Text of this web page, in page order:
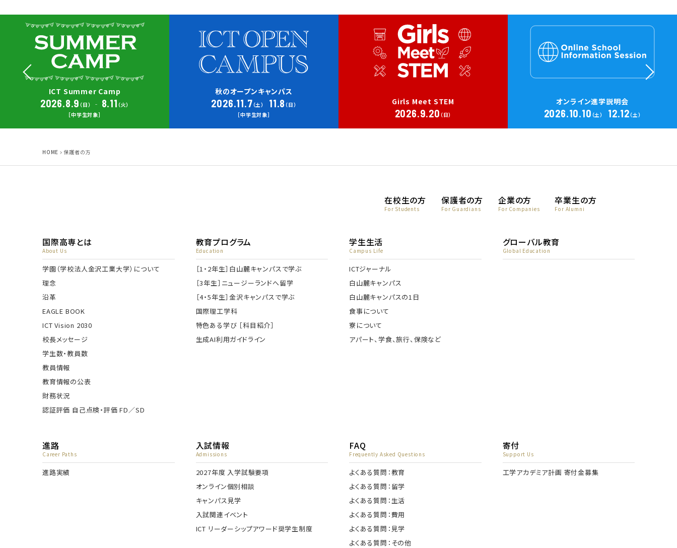
ICT Summer Camp
2026.8.9 （日） ‐ 8.11 （火）
［中学生対象］
秋のオープンキャンパス
2026.11.7（土） 11.8 （日）
［中学生対象］
Girls Meet STEM
2026.9.20 （日）
オンライン進学説明会
2026.10.10 （土） 12.12（土）
HOME 保護者の方
For Students
在校生の方
For Guardians
保護者の方
For Companies
企業の方
For Alumni
卒業生の方
About Us
国際高専とは
学園 （学校法人金沢工業大学） について
理念
沿革
EAGLE BOOK
ICT Vision 2030
校長メッセージ
学生数・教員数
教員情報
教育情報の公表
財務状況
認証評価 自己点検・評価 FD／SD
Education
教育プログラム
［1・2年生］ 白山麓キャンパスで学ぶ
［3年生］ ニュージーランドへ留学
［4・5年生］金沢キャンパスで学ぶ
国際理工学科
特色ある学び ［科目紹介］
生成AI利用ガイドライン
Campus Life
学生生活
ICTジャーナル
白山麓キャンパス
白山麓キャンパスの1日
食事について
寮について
アパート、学食、旅行、保険など
Global Education
グローバル教育
Career Paths
進路
進路実績
Admissions
入試情報
2027年度 入学試験要項
オンライン個別相談
キャンパス見学
入試関連イベント
ICT リーダーシップアワード奨学生制度
Frequently Asked Questions
FAQ
よくある質問：教育
よくある質問：留学
よくある質問：生活
よくある質問：費用
よくある質問：見学
よくある質問：その他
Support Us
寄付
工学アカデミア計画 寄付金募集